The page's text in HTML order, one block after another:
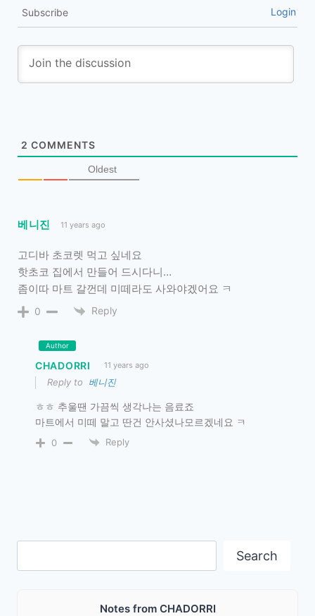
Subscribe Login
2 COMMENTS
Oldest
베니진 11 years ago
고디바 초코렛 먹고 싶네요
핫초코 집에서 만들어 드시다니…
좀이따 마트 갈껀데 미떼라도 사와야겠어요 ㅋ
0 Reply
Author
CHADORRI 11 years ago
Reply to 베니진
ㅎㅎ 추울땐 가끔씩 생각나는 음료죠
마트에서 미떼 말고 딴건 안사셨나모르겠네요 ㅋ
0 Reply
Search
Notes from CHADORRI